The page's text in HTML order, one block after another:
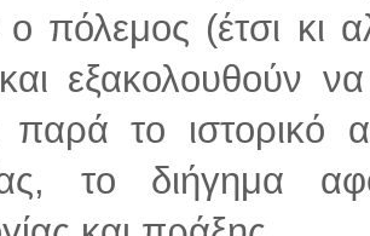
πόλεμος (έτσι κι
εξακολουθούν
το ιστορικό
το διήγημα